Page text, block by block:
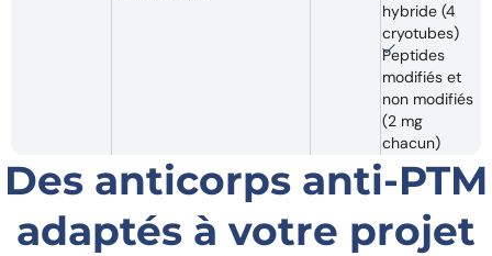
hybride (4
cryotubes)
Peptides
modifiés et
non modifiés
(2 mg
chacun)
Des anticorps anti-PTM
adaptés à votre projet